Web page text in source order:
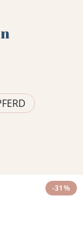
-31%